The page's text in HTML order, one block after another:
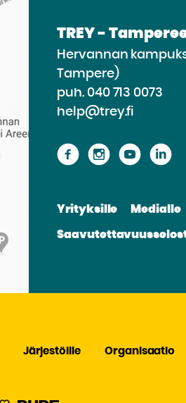
TREY -
Hervannan
Tampere)
puh. 040 713 0073
help@trey.fi
SiirrySiirrySiirry
Yrityksille Medialle
Järjestöille Organisaatio